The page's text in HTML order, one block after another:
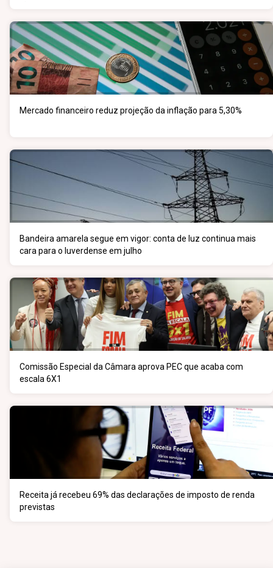
Mercado financeiro reduz projeção da inflação para 5,30%
Bandeira amarela segue em vigor: conta de luz continua mais
cara para o luverdense em julho
Comissão Especial da Câmara aprova PEC que acaba com
escala 6X1
Receita já recebeu 69% das declarações de imposto de renda
previstas